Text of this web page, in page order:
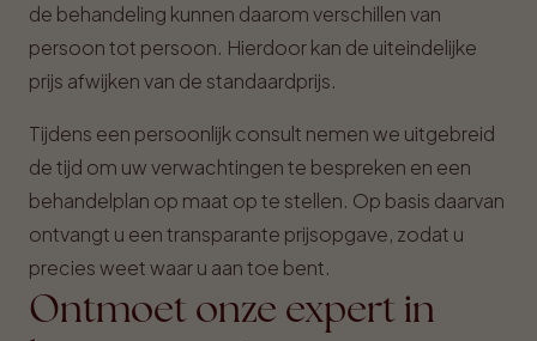
de behandeling kunnen daarom verschillen van
persoon tot persoon. Hierdoor kan de uiteindelijke
prijs afwijken van de standaardprijs.
Tijdens een persoonlijk consult nemen we uitgebreid
de tijd om uw verwachtingen te bespreken en een
behandelplan op maat op te stellen. Op basis daarvan
ontvangt u een transparante prijsopgave, zodat u
precies weet waar u aan toe bent.
Ontmoet onze expert in